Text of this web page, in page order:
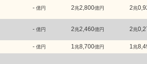
- 億円 2兆2,800億円 2兆
- 億円 2兆2,460億円 2兆
- 億円 1兆8,700億円 1兆